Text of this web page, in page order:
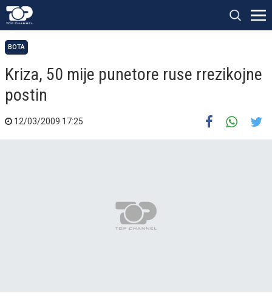
BOTA
Kriza, 50 mije punetore ruse rrezikojne
postin
12/03/2009 17:25